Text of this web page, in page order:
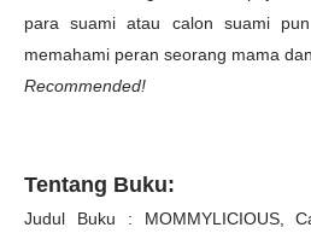
para suami atau calon suami
memahami peran seorang mama
Recommended!
Tentang Buku:
Judul Buku : MOMMYLICIOUS,